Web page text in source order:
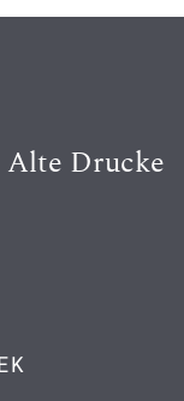
Alte Drucke